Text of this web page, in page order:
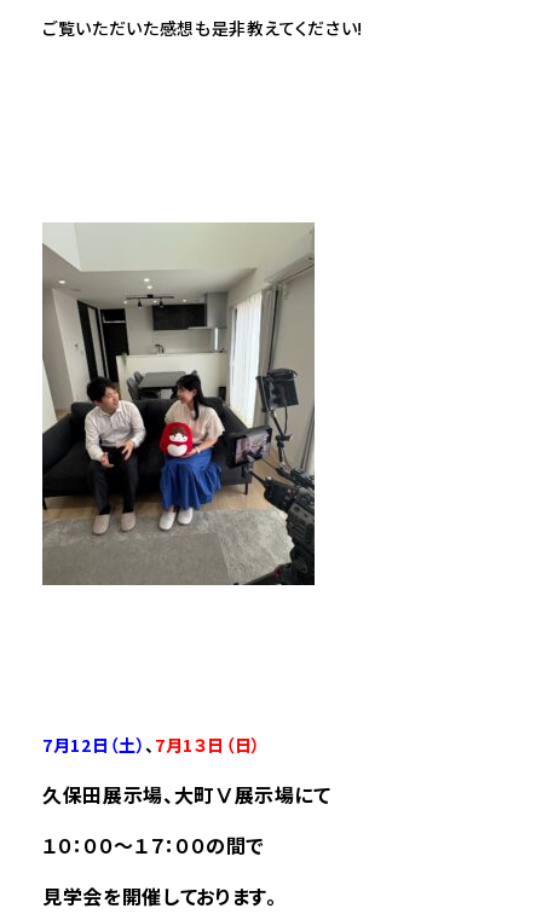
ご覧いただいた感想も是非教えてください!
7月12日（土）、 7月1３日（日）
久保田展示場、大町Ⅴ展示場にて
１０：００～１７：００の間で
見学会を開催しております。